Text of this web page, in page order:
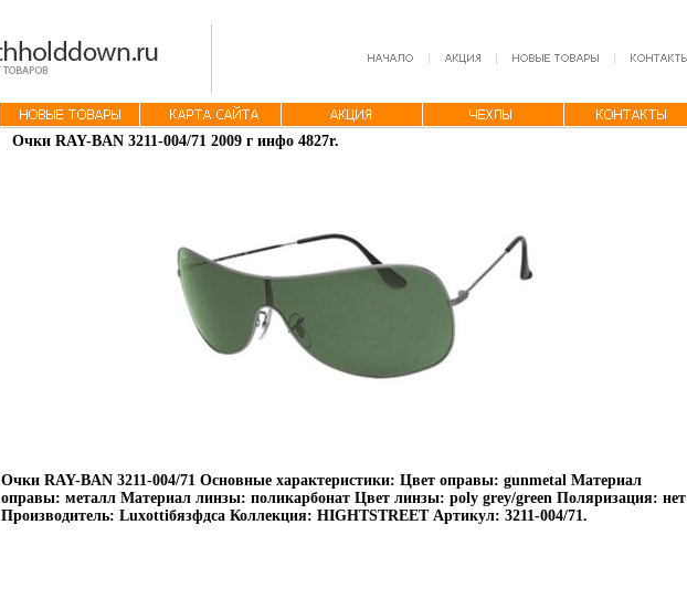
Очки RAY-BAN 3211-004/71 2009 г инфо 4827r.
Очки RAY-BAN 3211-004/71 Основные характеристики: Цвет оправы: gunmetal Материал
оправы: металл Материал линзы: поликарбонат Цвет линзы: poly grey/green Поляризация: нет
Производитель: Luxottiбязфдca Коллекция: HIGHTSTREET Артикул: 3211-004/71.